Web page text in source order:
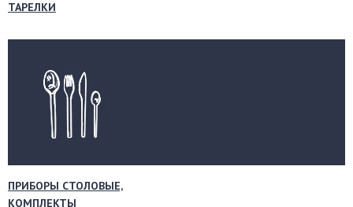
ТАРЕЛКИ
ПРИБОРЫ СТОЛОВЫЕ,
КОМПЛЕКТЫ